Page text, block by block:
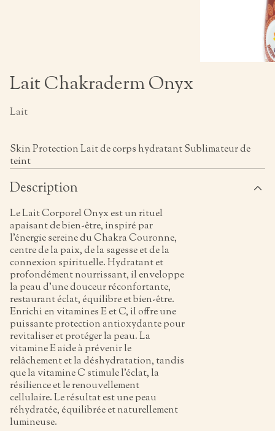
Lait Chakraderm Onyx
Lait
Skin Protection Lait de corps hydratant Sublimateur de
teint
Description
Le Lait Corporel Onyx est un rituel
apaisant de bien-être, inspiré par
l’énergie sereine du Chakra Couronne,
centre de la paix, de la sagesse et de la
connexion spirituelle. Hydratant et
profondément nourrissant, il enveloppe
la peau d’une douceur réconfortante,
restaurant éclat, équilibre et bien-être.
Enrichi en vitamines E et C, il offre une
puissante protection antioxydante pour
revitaliser et protéger la peau. La
vitamine E aide à prévenir le
relâchement et la déshydratation, tandis
que la vitamine C stimule l’éclat, la
résilience et le renouvellement
cellulaire. Le résultat est une peau
réhydratée, équilibrée et naturellement
lumineuse.